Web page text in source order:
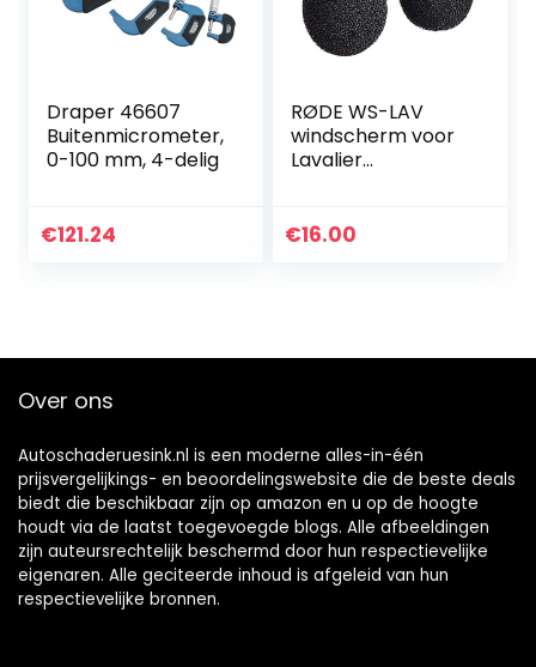
Draper 46607
Buitenmicrometer,
0-100 mm, 4-delig
€121.24
RØDE WS-LAV
windscherm voor
Lavalier
hoge kwaliteit voor
€16.00
Over ons
Autoschaderuesink.nl is een moderne alles-in-één
prijsvergelijkings- en beoordelingswebsite die de beste deals
biedt die beschikbaar zijn op amazon en u op de hoogte
houdt via de laatst toegevoegde blogs. Alle afbeeldingen
zijn auteursrechtelijk beschermd door hun respectievelijke
eigenaren. Alle geciteerde inhoud is afgeleid van hun
respectievelijke bronnen.